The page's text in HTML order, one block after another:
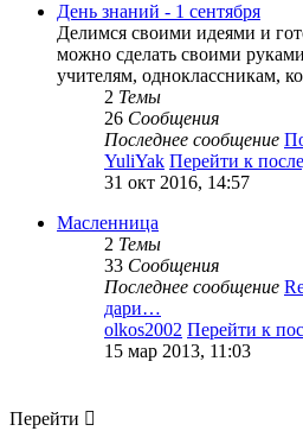
День знаний - 1 сентября
Делимся своими идеями и
можно сделать своими
учителям, одноклассникам,
2 Темы
26 Сообщения
Последнее сообщение
YuliYak Перейти к
31 окт 2016, 14:57
Масленница
2 Темы
33 Сообщения
Последнее сообщение
дари…
olkos2002 Перейти к
15 мар 2013, 11:03
Перейти